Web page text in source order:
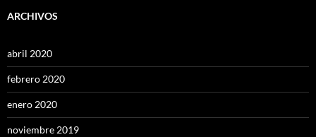
ARCHIVOS
abril 2020
febrero 2020
enero 2020
noviembre 2019